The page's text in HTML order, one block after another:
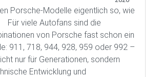
Porsche-Modelle eigentlich so, wie
Für viele Autofans sind die
von Porsche fast schon ein
911, 718, 944, 928, 959 oder 992 –
nur für Generationen, sondern
Entwicklung und